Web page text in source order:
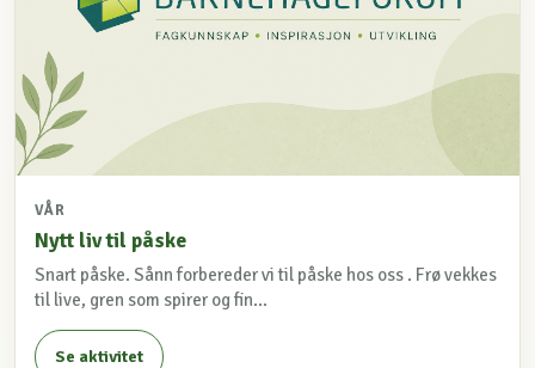
VÅR
Nytt liv til påske
Snart påske. Sånn forbereder vi til påske hos oss . Frø vekkes
til live, gren som spirer og fin...
Se aktivitet